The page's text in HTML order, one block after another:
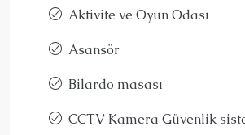
Aktivite ve Oyun Odası
Asansör
Bilardo masası
CCTV Kamera Güvenlik